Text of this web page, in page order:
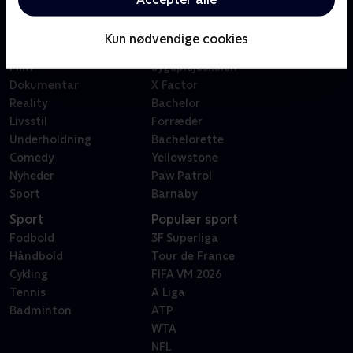
Kun nødvendige cookies
Kategorier
Film
Dokumentar
Reality
Livsstil
Underholdning
Comedy
Nyheder
Sport
Badehotellet
Sygeplejeskolen
X Factor
Bachelor
Forræder
Bachelorette
Yellowstone
Paw Patrol
Barnaby
Sport
Fodbold
Håndbold
Cykling
Tennis
Badminton
Populær sport
3F Superliga
Tour de France
FIFA VM 2026
A Liga
ATP
WTA
NFL